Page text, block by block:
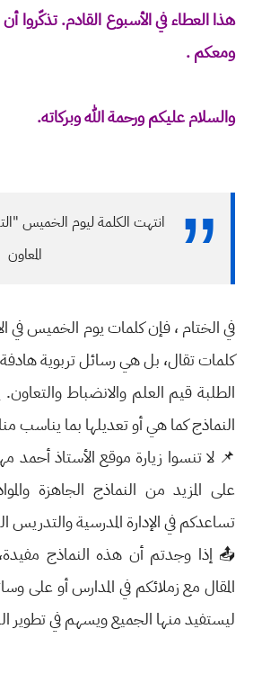
هذا العطاء في الأسبوع القادم. تذكّروا أن
ومعكم .
والسلام عليكم ورحمة الله وبركاته.
انتهت الكلمة ليوم الخميس
المعاون
في الختام ، فإن كلمات يوم الخميس
كلمات تقال، بل هي رسائل تربوية
الطلبة قيم العلم والانضباط
النماذج كما هي أو تعديلها بما يناسب
📌 لا تنسوا زيارة موقع الأستاذ أحمد
على المزيد من النماذج الجاهزة
تساعدكم في الإدارة المدرسية والتدريس
📤 إذا وجدتم أن هذه النماذج مفيدة،
المقال مع زملائكم في المدارس أو على
ليستفيد منها الجميع ويسهم في تطوير